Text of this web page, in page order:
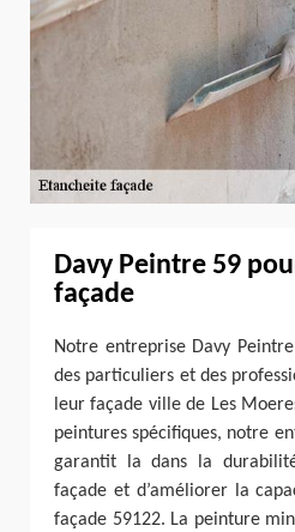
Davy Peintre 59
façade
Notre entreprise Davy
des particuliers et des
leur façade ville de Les
peintures spécifiques, notre
garantit la dans la
façade et d’améliorer la
façade 59122. La peinture